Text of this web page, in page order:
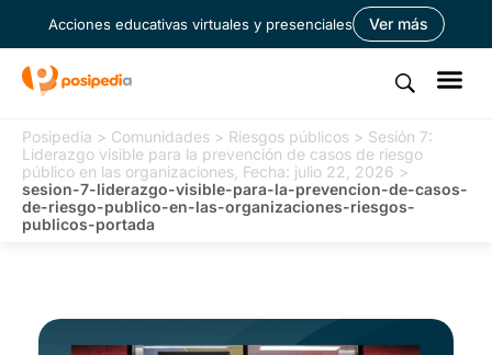
Acciones educativas virtuales y presenciales Ver más
Posipedia > Comunidades > Riesgos públicos > Sesión 7:
Liderazgo visible para la prevención de casos de riesgo
público en las organizaciones, Fecha: julio 22, 2026 >
sesion-7-liderazgo-visible-para-la-prevencion-de-casos-
de-riesgo-publico-en-las-organizaciones-riesgos-
publicos-portada